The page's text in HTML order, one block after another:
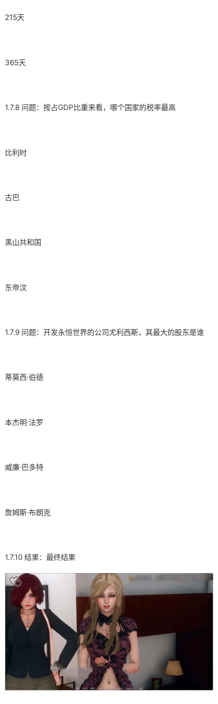
215天
365天
1.7.8 问题：按占GDP比重来看，哪个国家的税率最高
比利时
古巴
黑山共和国
东帝汶
1.7.9 问题：开发永恒世界的公司尤利西斯，其最大的股东是谁
蒂莫西·伯德
本杰明·法罗
威廉·巴多特
詹姆斯·布朗克
1.7.10 结果：最终结果